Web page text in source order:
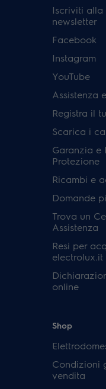
Iscriviti alla
newsletter
Facebook
Instagram
YouTube
Assistenza
Registra il
Scarica i
Garanzia e
Protezione
Ricambi e
Domande
Trova un
Assistenza
Resi per
electrolux.it
online
Shop
Condizioni
vendita